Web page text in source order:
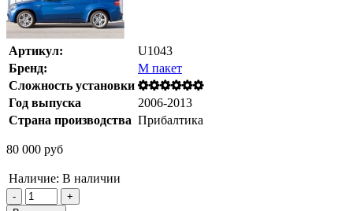
Артикул:
U1043
Бренд:
M пакет
Сложность установки
Год выпуска
2006-2013
Страна производства Прибалтика
80 000 руб
Наличие: В наличии